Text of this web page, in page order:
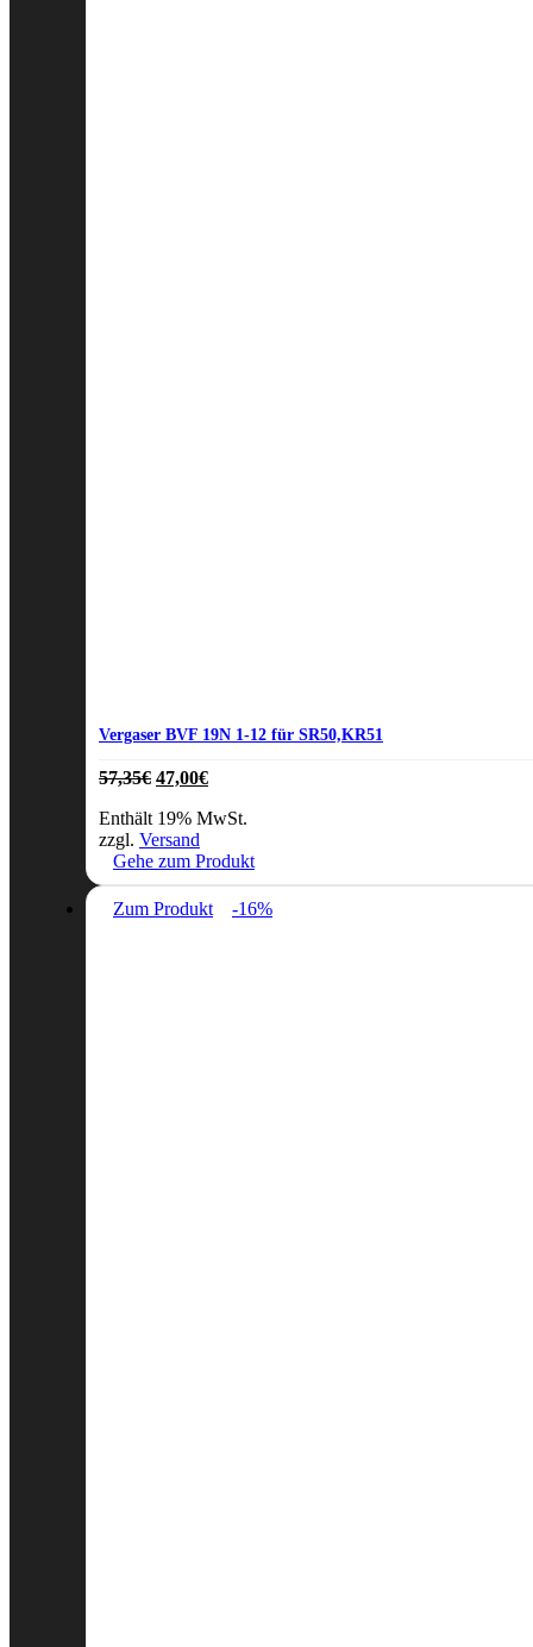
Vergaser BVF 19N 1-12 für SR50,KR51
57,35€ Ursprünglicher
war:
57,35€
47,00€Aktueller
ist:
Enthält 19% MwSt.
zzgl. Versand
Gehe zum Produkt
Zum Produkt -16%